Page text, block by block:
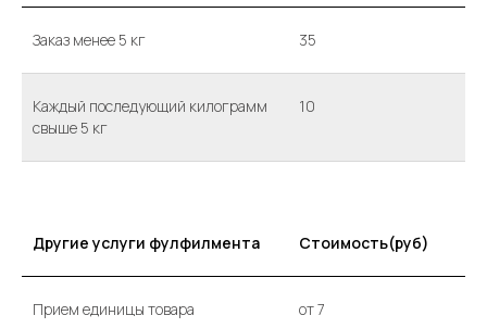
Заказ менее 5 кг 35
Каждый последующий килограмм
свыше 5 кг
10
Другие услуги фулфилмента Стоимость(руб)
Прием единицы товара от 7